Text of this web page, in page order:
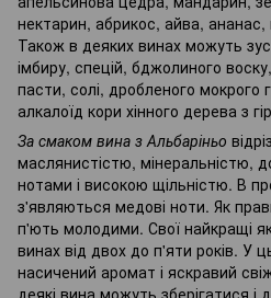
нектарин, абрикос, айва,
Також в деяких винах можуть
імбиру, спецій, бджолиного
пасти, солі, дробленого мокрого
алкалоїд кори хінного дерева з
За смаком вина з Альбаріньо
маслянистістю, мінеральністю,
нотами і високою щільністю. В
з'являються медові ноти. Як
п'ють молодими. Свої найкращі
винах від двох до п'яти років. У
насичений аромат і яскравий